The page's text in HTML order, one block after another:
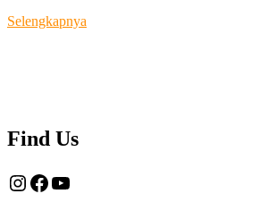
Selengkapnya
Find Us
Instagram
Facebook
YouTube